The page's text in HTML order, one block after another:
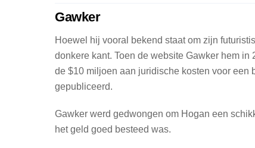
Gawker
Hoewel hij vooral bekend staat om zijn
donkere kant. Toen de website Gawker hem
de $10 miljoen aan juridische kosten voor een
gepubliceerd.
Gawker werd gedwongen om Hogan een
het geld goed besteed was.